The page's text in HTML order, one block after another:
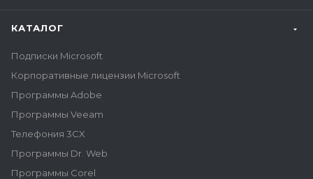
КАТАЛОГ
Подписки Microsoft
Корпоративные лицензии Microsoft
Программы Adobe
Программы Veeam
Телефония 3CX
Программы Dr. Web
Программы Corel